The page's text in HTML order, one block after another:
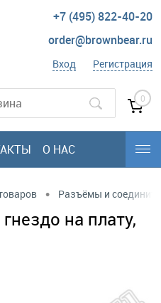
+7 (495) 822-40-20
order@brownbear.ru
Вход Регистрация
0
О НАС
• Разъёмы и
на плату,